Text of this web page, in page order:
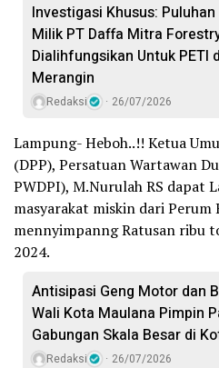
Investigasi Khusus:
Milik PT Daffa Mitra
Dialihfungsikan Untuk PETI
Merangin
Redaksi 26/07/2026
Lampung- Heboh..!! Ketua
(DPP), Persatuan Wartawan
PWDPI), M.Nurulah RS dapat
masyarakat miskin dari Perum
mennyimpanng Ratusan ribu
2024.
Antisipasi Geng Motor dan
Wali Kota Maulana Pimpin
Gabungan Skala Besar di
Redaksi 26/07/2026